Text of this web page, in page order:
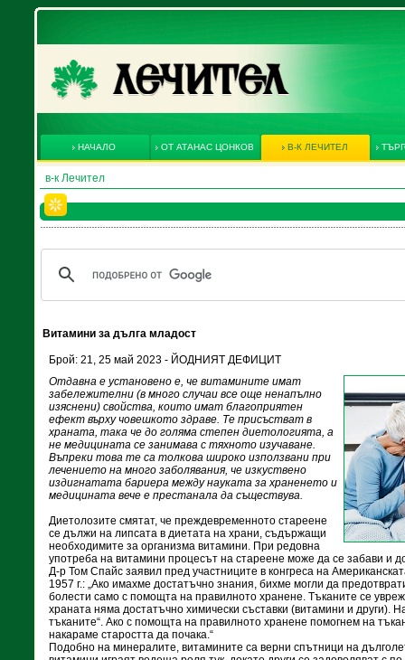
НАЧАЛО ОТ АТАНАС ЦОНКОВ В-К ЛЕЧИТЕЛ
в-к Лечител
Витамини за дълга младост
Брой: 21, 25 май 2023 - ЙОДНИЯТ ДЕФИЦИТ
Отдавна е установено е, че витамините имат
забележителни (в много случаи все още ненапълно
изяснени) свойства, които имат благоприятен
ефект върху човешкото здраве. Те присъстват в
храната, така че до голяма степен диетологията, а
не медицината се занимава с тяхното изучаване.
Въпреки това те са толкова широко използвани при
лечението на много заболявания, че изкуствено
издигнатата бариера между науката за храненето и
медицината вече е престанала да съществува.
Диетолозите смятат, че преждевременното стареене
се дължи на липсата в диетата на храни, съдържащи
необходимите за организма витамини. При редовна
употреба на витамини процесът на стареене може да се забави и
Д-р Том Спайс заявил пред участниците в конгреса на
1957 г.: „Ако имахме достатъчно знания, бихме могли да
болести само с помощта на правилното хранене. Тъканите се
храната няма достатъчно химически съставки (витамини и други).
тъканите“. Ако с помощта на правилното хранене помогнем на
накараме старостта да почака.“
Подобно на минералите, витамините са верни спътници на